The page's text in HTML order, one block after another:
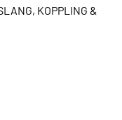
KOPPLING &